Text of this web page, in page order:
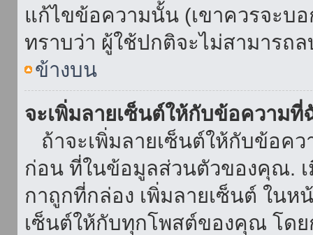
แก้ไขข้อความนั้น (เขาควรจะบ
ทราบว่า ผู้ใช้ปกติจะไม่สามารถ
ข้างบน
จะเพิ่มลายเซ็นต์ให้กับข้อความที่
ถ้าจะเพิ่มลายเซ็นต์ให้กับข้อค
ก่อน ที่ในข้อมูลส่วนตัวของคุณ.
กาถูกที่กล่อง เพิ่มลายเซ็นต์ ใน
เซ็นต์ให้กับทุกโพสต์ของคุณ โด